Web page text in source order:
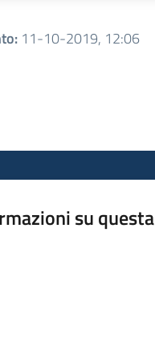
: 11-10-2019, 12:06
su questa